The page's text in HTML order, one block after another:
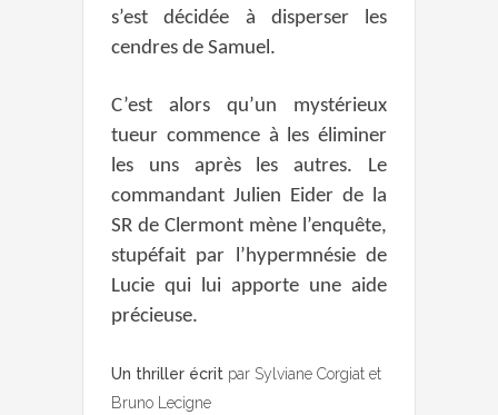
s’est décidée à disperser les
cendres de Samuel.
C’est alors qu’un mystérieux
tueur commence à les éliminer
les uns après les autres. Le
commandant Julien Eider de la
SR de Clermont mène l’enquête,
stupéfait par l’hypermnésie de
Lucie qui lui apporte une aide
précieuse.
Un thriller écrit par Sylviane Corgiat et
Bruno Lecigne